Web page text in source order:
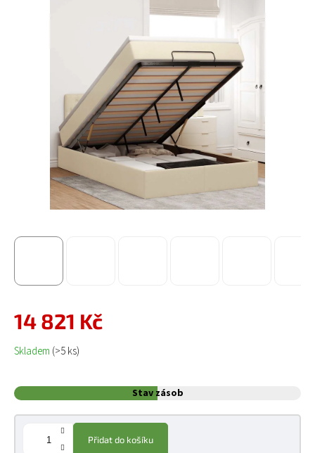
14 821 Kč
Měrná cena:
Skladem (>5 ks)
Stav zásob
Přidat do košíku